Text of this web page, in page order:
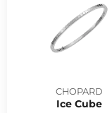
CHOPARD
Ice Cube